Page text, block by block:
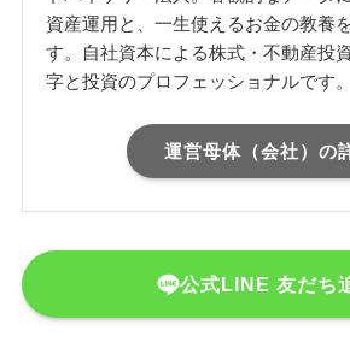
資産運用と、一生使えるお金の教養
す。自社資本による株式・不動産投
字と投資のプロフェッショナルです。
運営母体（会社）の
公式LINE 友だち